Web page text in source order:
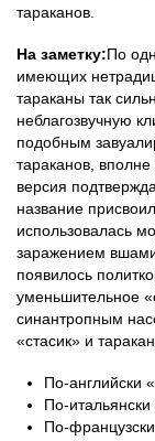
тараканов.
На заметку:По
имеющих
тараканы так
неблагозвучную
подобным
тараканов,
версия
название
использовалась
заражением вшами
появилось
уменьшительное
синантропным
«стасик» и
По-английски
По-
По-